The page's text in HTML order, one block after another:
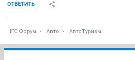
ОТВЕТИТЬ
НГС.Форум Авто АвтоТуризм